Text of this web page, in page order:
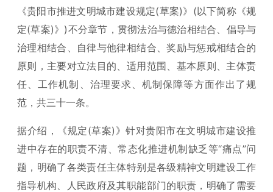
《贵阳市推进文明城市建设规定(草案)》(以下简称《规
定(草案)》)不分章节，贯彻法治与德治相结合、倡导与
治理相结合、自律与他律相结合、奖励与惩戒相结合的
原则，主要对立法目的、适用范围、基本原则、主体责
任、工作机制、治理要求、机制保障等方面作出了规
范，共三十一条。
据介绍，《规定(草案)》针对贵阳市在文明城市建设推
进中存在的职责不清、常态化推进机制缺乏等“痛点”问
题，明确了各类责任主体特别是各级精神文明建设工作
指导机构、人民政府及其职能部门的职责，明确了需要